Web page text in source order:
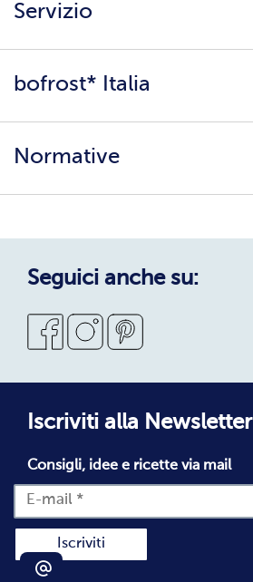
Servizio
Presenta un amico
bofrost* Italia
Surgelati di qualità
Normative
Condizioni Generali di Vendita
Codice Etico
Segnalazioni Whistleblowing
Seguici anche su:
Iscriviti alla Newsletter
Consigli, idee e ricette via mail
Iscriviti